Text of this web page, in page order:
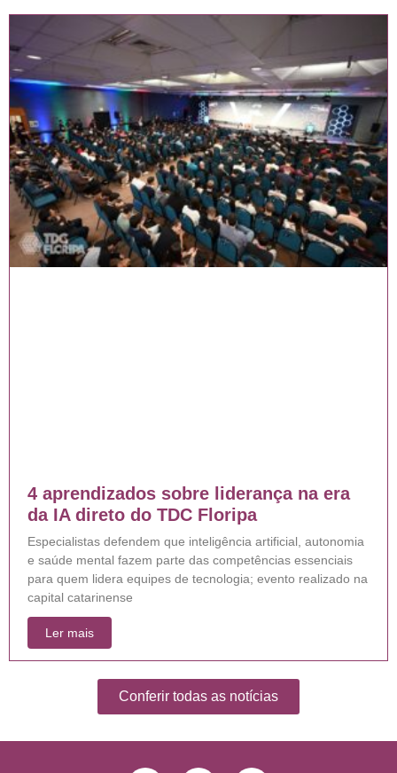
4 aprendizados sobre liderança na era
da IA direto do TDC Floripa
Especialistas defendem que inteligência artificial, autonomia
e saúde mental fazem parte das competências essenciais
para quem lidera equipes de tecnologia; evento realizado na
capital catarinense
Ler mais
Conferir todas as notícias